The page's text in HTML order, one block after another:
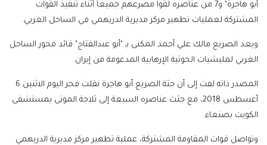
أبو هاجرة" و7 من عناصره لقوا مصرعهم جميعاً أثناء تنفيذ القوات
المشتركة لعمليات تطهير مركز مديرية الدريهمي في الساحل الغربي.
ويعد الصريع مالك علي أحمد المكنى بـ "أبو عبدالفتاح" قائد محور الساحل
الغربي لمليشيات الحوثية الإرهابية المدعومة من إيران.
المصدر ذاته لفت إلى أن جثة الصريع أبو هاجرة نقلت فجر اليوم الاثنين 6
أغسطس 2018، مع جثث عناصره السبعة إلى ثلاجة الموتى بمستشفى
الكويت بصنعاء.
وتواصل قوات المقاومة المشتركة، عملية تطهير مركز مديرية الدريهمي